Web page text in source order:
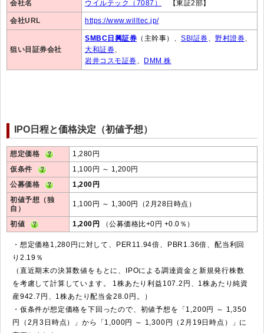
会社名 ウイルテック（7087） 【東証2部】
会社URL https://www.willtec.jp/
狙い目証券会社
SMBC日興証券 （主幹事）、 SBI証券、 野村證券、
大和証券、
岩井コスモ証券、 DMM 株
IPO日程と価格決定（初値予想）
想定価格
1,280円
仮条件
1,100円 ～ 1,200円
公募価格
1,200円
初値予想（独
自）
1,100円 ～ 1,300円（2月28日時点）
初値 1,200円 （公募価格比+0円 +0.0％）
・想定価格1,280円に対して、PER11.94倍、PBR1.36倍、配当利回
り2.19％
（直近期末の決算数値をもとに、IPOによる調達資金と新規発行株数
を考慮して計算しています。 1株あたり利益107.2円、1株あたり純資
産942.7円、1株あたり配当金28.0円。）
・仮条件が想定価格を下回ったので、初値予想を「1,200円 ～ 1,350
円（2月3日時点）」から「1,000円 ～ 1,300円（2月19日時点）」に